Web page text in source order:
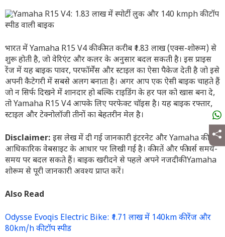
भारत में Yamaha R15 V4 की कीमत करीब ₹1.83 लाख (एक्स-शोरूम) से
शुरू होती है, जो वेरिएंट और कलर के अनुसार बदल सकती है। इस प्राइस
रेंज में यह बाइक पावर, परफॉर्मेंस और स्टाइल का ऐसा पैकेज देती है जो इसे
अपनी कैटेगरी में सबसे अलग बनाता है। अगर आप एक ऐसी बाइक चाहते हैं
जो न सिर्फ दिखने में शानदार हो बल्कि राइडिंग के हर पल को खास बना दे,
तो Yamaha R15 V4 आपके लिए परफेक्ट चॉइस है। यह बाइक रफ्तार,
स्टाइल और टेक्नोलॉजी तीनों का बेहतरीन मेल है।
Disclaimer: इस लेख में दी गई जानकारी इंटरनेट और Yamaha की
आधिकारिक वेबसाइट के आधार पर लिखी गई है। कीमतें और फीचर्स समय-
समय पर बदल सकते हैं। बाइक खरीदने से पहले अपने नजदीकी Yamaha
शोरूम से पूरी जानकारी अवश्य प्राप्त करें।
Also Read
Odysse Evoqis Electric Bike: ₹1.71 लाख में 140km की रेंज और
80km/h की टॉप स्पीड